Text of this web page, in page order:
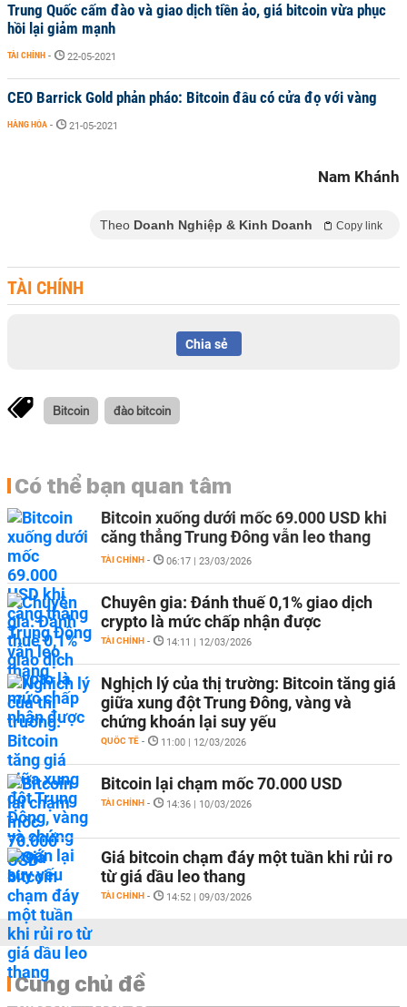
Trung Quốc cấm đào và giao dịch tiền ảo, giá bitcoin vừa phục
hồi lại giảm mạnh
TÀI CHÍNH - 22-05-2021
CEO Barrick Gold phản pháo: Bitcoin đâu có cửa đọ với vàng
HÀNG HÓA - 21-05-2021
Nam Khánh
Theo Doanh Nghiệp & Kinh Doanh Copy link
TÀI CHÍNH
Chia sẻ
Bitcoin đào bitcoin
Có thể bạn quan tâm
Bitcoin xuống dưới mốc 69.000 USD khi
căng thẳng Trung Đông vẫn leo thang
TÀI CHÍNH - 06:17 | 23/03/2026
Chuyên gia: Đánh thuế 0,1% giao dịch
crypto là mức chấp nhận được
TÀI CHÍNH - 14:11 | 12/03/2026
Nghịch lý của thị trường: Bitcoin tăng giá
giữa xung đột Trung Đông, vàng và
chứng khoán lại suy yếu
QUỐC TẾ - 11:00 | 12/03/2026
Bitcoin lại chạm mốc 70.000 USD
TÀI CHÍNH - 14:36 | 10/03/2026
Giá bitcoin chạm đáy một tuần khi rủi ro
từ giá dầu leo thang
TÀI CHÍNH - 14:52 | 09/03/2026
Cùng chủ đề